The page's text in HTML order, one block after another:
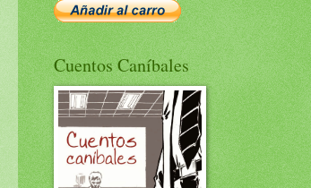
Cuentos Caníbales